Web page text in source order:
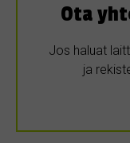
Ota
Jos haluat
ja